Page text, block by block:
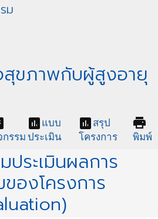
ม
ขภาพกับผู้สูงอายุ
กรรม
assessment แบบ
ประเมิน
assessment สรุป
โครงการ
print
พิมพ์
ระเมินผลการ
องโครงการ